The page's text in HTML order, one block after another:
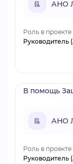
АНО
Роль в проекте
Руководитель
В помощь
АНО
Роль в проекте
Руководитель